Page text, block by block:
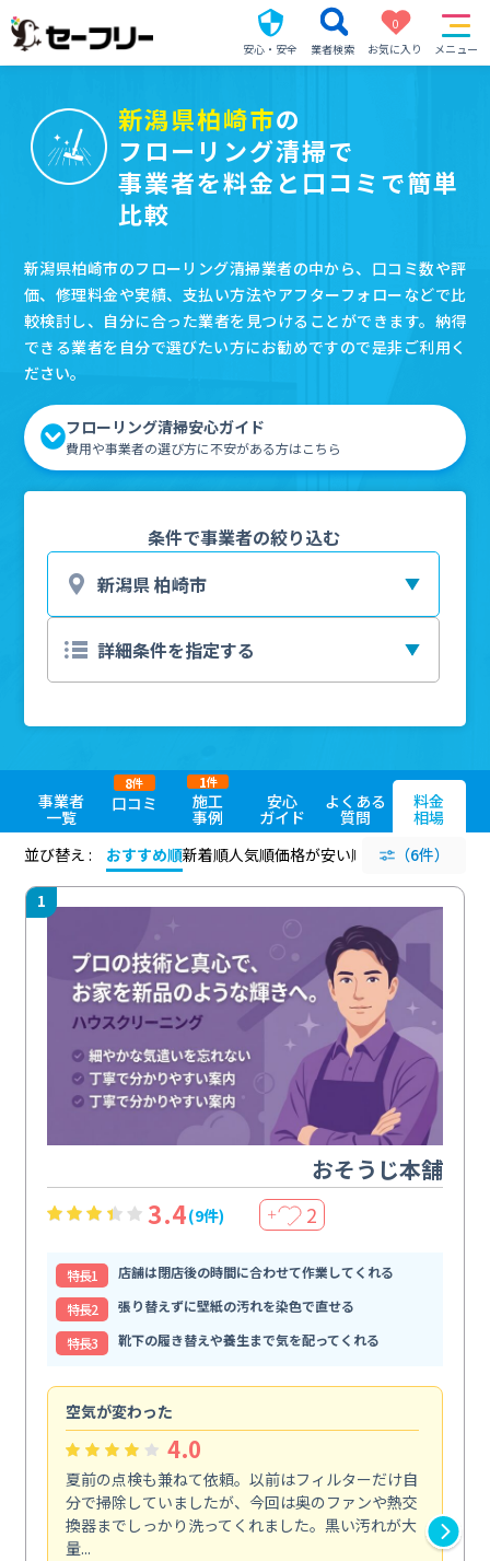
安心・安全 業者検索
0
お気に入り
メニュー
新潟県柏崎市の
フローリング清掃で
事業者を料金と口コミで簡単
比較
新潟県柏崎市のフローリング清掃業者の中から、口コミ数や評
価、修理料金や実績、支払い方法やアフターフォローなどで比
較検討し、自分に合った業者を見つけることができます。納得
できる業者を自分で選びたい方にお勧めですので是非ご利用く
ださい。
フローリング清掃安心ガイド
費用や事業者の選び方に不安がある方はこちら
条件で事業者の絞り込む
事業者
一覧
口コミ
8件
施工
事例
1件
安心
ガイド
よくある
質問
料金
相場
並び替え :
おすすめ順新着順人気順価格が安い順 評価が高い順
（6件）
1
おそうじ本舗
3.4(9件) ＋ 2
特⻑1
店舗は閉店後の時間に合わせて作業してくれる
特⻑2
張り替えずに壁紙の汚れを染色で直せる
特⻑3
靴下の履き替えや養生まで気を配ってくれる
空気が変わった
4.0
夏前の点検も兼ねて依頼。以前はフィルターだけ自
分で掃除していましたが、今回は奥のファンや熱交
換器までしっかり洗ってくれました。黒い汚れが大
量...